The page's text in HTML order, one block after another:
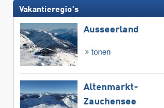
Vakantieregio's
Ausseerland
tonen
Altenmarkt-
Zauchensee